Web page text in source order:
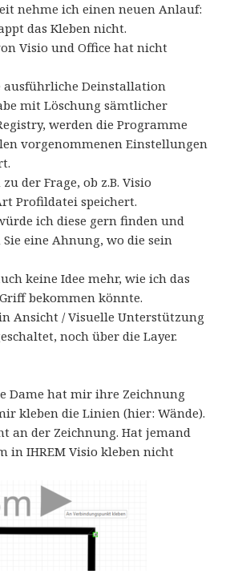
nehme ich einen neuen Anlauf:
das Kleben nicht.
Visio und Office hat nicht
ausführliche Deinstallation
mit Löschung sämtlicher
werden die Programme
vorgenommenen Einstellungen
der Frage, ob z.B. Visio
Profildatei speichert.
ich diese gern finden und
Sie eine Ahnung, wo die sein
keine Idee mehr, wie ich das
bekommen könnte.
Ansicht / Visuelle Unterstützung
noch über die Layer.
Dame hat mir ihre Zeichnung
kleben die Linien (hier: Wände).
an der Zeichnung. Hat jemand
in IHREM Visio kleben nicht